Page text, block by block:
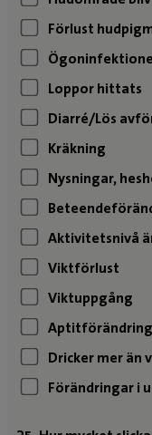
Förlust
Loppor hittats
Diarré/Lös
Kräkning
Nysningar,
Aktivitetsnivå
Viktförlust
Viktuppgång
Dricker mer än
Förändringar i